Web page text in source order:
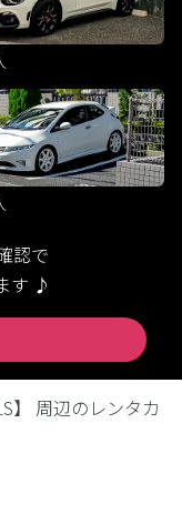
認で
す ♪
】 周辺のレンタカ